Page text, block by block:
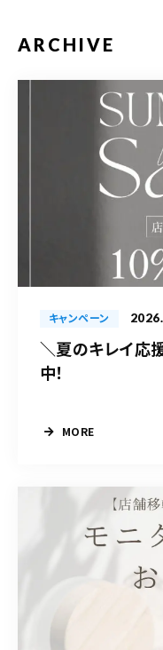
ARCHIVE
キャンペーン
＼夏のキレイ応
中！
MORE